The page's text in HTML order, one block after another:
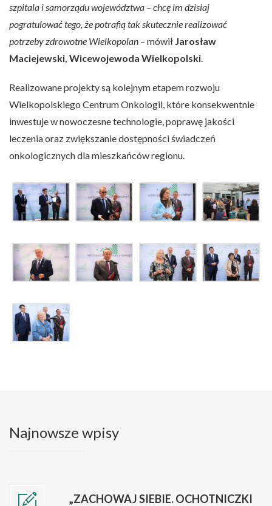
szpitala i samorządu województwa – chcę im dzisiaj
pogratulować tego, że potrafią tak skutecznie realizować
potrzeby zdrowotne Wielkopolan – mówił Jarosław
Maciejewski, Wicewojewoda Wielkopolski.
Realizowane projekty są kolejnym etapem rozwoju
Wielkopolskiego Centrum Onkologii, które konsekwentnie
inwestuje w nowoczesne technologie, poprawę jakości
leczenia oraz zwiększanie dostępności świadczeń
onkologicznych dla mieszkańców regionu.
Najnowsze wpisy
„ZACHOWAJ SIEBIE. OCHOTNICZKI